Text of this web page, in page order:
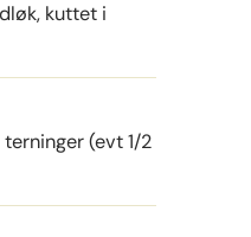
kuttet i
(evt 1/2